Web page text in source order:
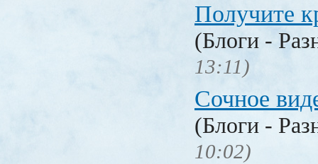
Получите
(Блоги -
13:11)
Сочное
(Блоги -
10:02)